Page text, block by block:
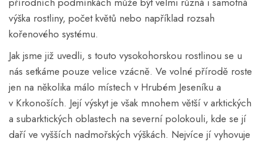
výška rostliny, počet květů nebo například rozsah
kořenového systému.
Jak jsme již uvedli, s touto vysokohorskou rostlinou se u
nás setkáme pouze velice vzácně. Ve volné přírodě roste
jen na několika málo místech v Hrubém Jeseníku a
v Krkonoších. Její výskyt je však mnohem větší v arktických
a subarktických oblastech na severní polokouli, kde se jí
daří ve vyšších nadmořských výškách. Nejvíce jí vyhovuje